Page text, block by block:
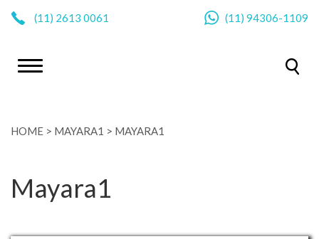
(11) 2613 0061 (11) 94306-1109
HOME > MAYARA1 > MAYARA1
Mayara1